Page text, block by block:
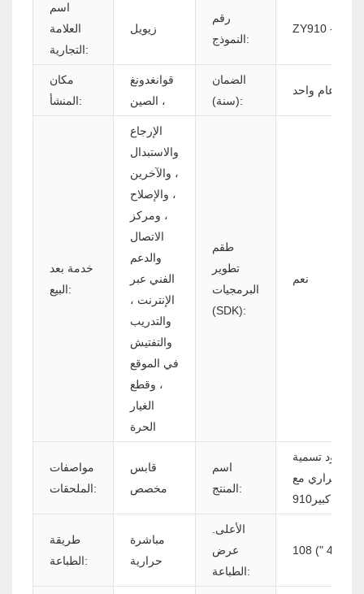
اسم
العلامة
التجارية:
زيويل
رقم
النموذج:
ZY910 - U+W
مكان
المنشأ:
قوانغدونغ
، الصين
الضمان
(سنة):
عام واحد
خدمة بعد
البيع:
الإرجاع
والاستبدال
، والآخرين
، والإصلاح
، ومركز
الاتصال
والدعم
الفني عبر
الإنترنت ،
والتدريب
والتفتيش
في الموقع
، وقطع
الغيار
الحرة
طقم
تطوير
البرمجيات
(SDK):
نعم
مواصفات
الملحقات:
قابس
مخصص
اسم
المنتج:
باركود تسمية
الحراري مع
كبير910
طريقة
الطباعة:
مباشرة
حرارية
الأعلى.
عرض
الطباعة: